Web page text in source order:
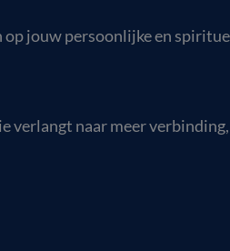
jouw persoonlijke en
verlangt naar meer